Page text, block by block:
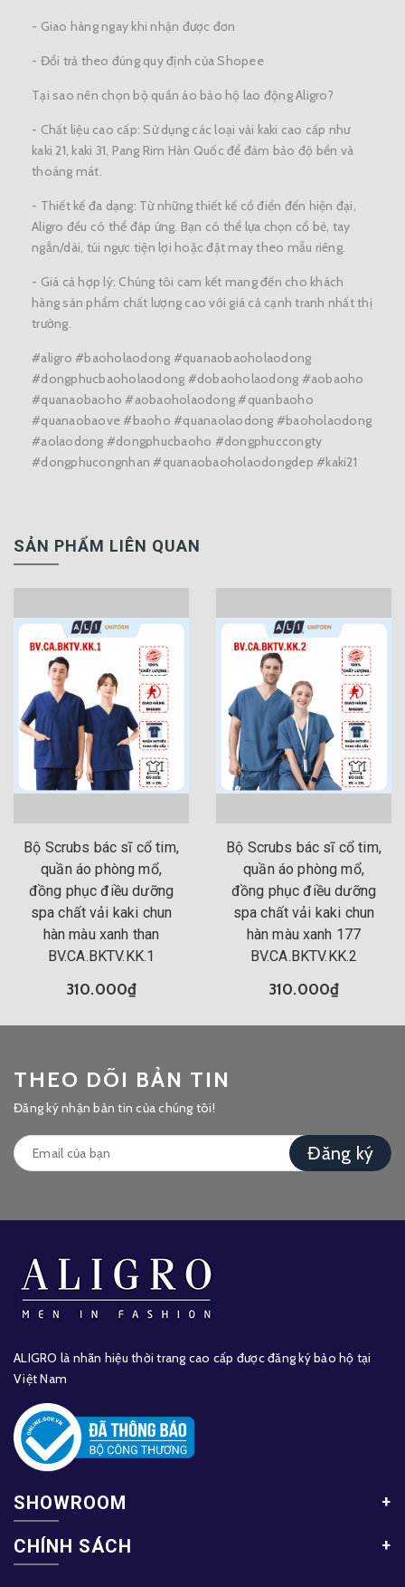
- Giao hàng ngay khi nhận được đơn
- Đổi trả theo đúng quy định của Shopee
Tại sao nên chọn bộ quần áo bảo hộ lao động Aligro?
- Chất liệu cao cấp: Sử dụng các loại vải kaki cao cấp như
kaki 21, kaki 31, Pang Rim Hàn Quốc để đảm bảo độ bền và
thoáng mát.
- Thiết kế đa dạng: Từ những thiết kế cổ điển đến hiện đại,
Aligro đều có thể đáp ứng. Bạn có thể lựa chọn cổ bẻ, tay
ngắn/dài, túi ngực tiện lợi hoặc đặt may theo mẫu riêng.
- Giá cả hợp lý: Chúng tôi cam kết mang đến cho khách
hàng sản phẩm chất lượng cao với giá cả cạnh tranh nhất thị
trường.
#aligro #baoholaodong #quanaobaoholaodong
#dongphucbaoholaodong #dobaoholaodong #aobaoho
#quanaobaoho #aobaoholaodong #quanbaoho
#quanaobaove #baoho #quanaolaodong #baoholaodong
#aolaodong #dongphucbaoho #dongphuccongty
#dongphucongnhan #quanaobaoholaodongdep #kaki21
SẢN PHẨM LIÊN QUAN
Bộ Scrubs bác sĩ cổ tim,
quần áo phòng mổ,
đồng phục điều dưỡng
spa chất vải kaki chun
hàn màu xanh than
BV.CA.BKTV.KK.1
310.000₫
Bộ Scrubs bác sĩ cổ tim,
quần áo phòng mổ,
đồng phục điều dưỡng
spa chất vải kaki chun
hàn màu xanh 177
BV.CA.BKTV.KK.2
310.000₫
THEO DÕI BẢN TIN
Đăng ký nhận bản tin của chúng tôi!
Đăng ký
ALIGRO là nhãn hiệu thời trang cao cấp được đăng ký bảo hộ tại
Việt Nam
SHOWROOM
CHÍNH SÁCH